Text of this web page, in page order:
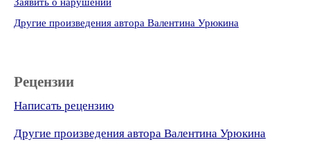
Другие произведения автора Валентина Урюкина
Рецензии
Написать рецензию
Другие произведения автора Валентина Урюкина